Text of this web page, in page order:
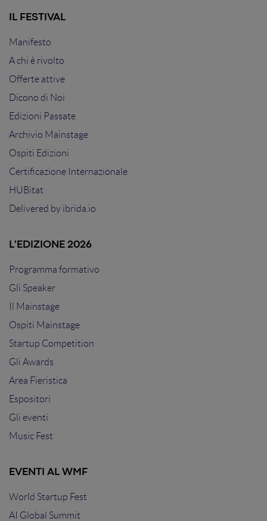
IL FESTIVAL
Manifesto
A chi è rivolto
Offerte attive
Dicono di Noi
Edizioni Passate
Archivio Mainstage
Ospiti Edizioni
Certificazione Internazionale
HUBitat
Delivered by ibrida.io
L'EDIZIONE 2026
Programma formativo
Gli Speaker
Il Mainstage
Ospiti Mainstage
Startup Competition
Gli Awards
Area Fieristica
Espositori
Gli eventi
Music Fest
EVENTI AL WMF
World Startup Fest
AI Global Summit